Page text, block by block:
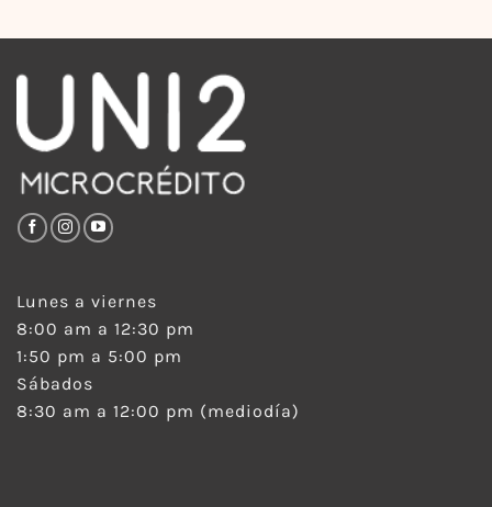
Lunes a viernes
8:00 am a 12:30 pm
1:50 pm a 5:00 pm
Sábados
8:30 am a 12:00 pm (mediodía)